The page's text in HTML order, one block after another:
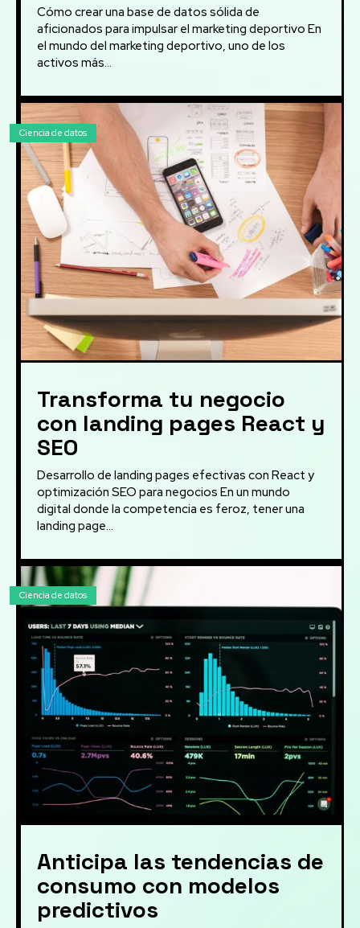
Cómo crear una base de datos sólida de
aficionados para impulsar el marketing deportivo En
el mundo del marketing deportivo, uno de los
activos más...
Ciencia de datos
Transforma tu negocio
con landing pages React y
SEO
Desarrollo de landing pages efectivas con React y
optimización SEO para negocios En un mundo
digital donde la competencia es feroz, tener una
landing page...
Ciencia de datos
Anticipa las tendencias de
consumo con modelos
predictivos